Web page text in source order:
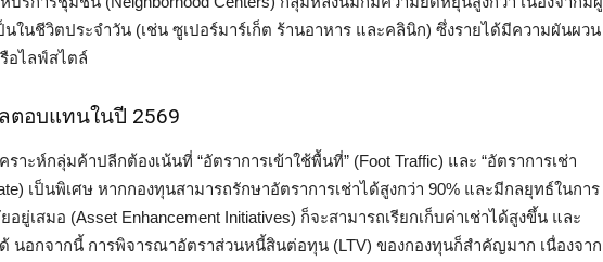
นในชีวิตประจำวัน (เช่น ซูเปอร์มาร์เก็ต ร้านอาหาร และคลินิก) ซึ่งรายได้มีความผันผวน
อไลฟ์สไตล์
ตอบแทนในปี 2569
ราะห์กลุ่มค้าปลีกต้องเน้นที่ “อัตราการเข้าใช้พื้นที่” (Foot Traffic) และ “อัตราการเช่า
เป็นพิเศษ หากกองทุนสามารถรักษาอัตราการเช่าได้สูงกว่า 90% และมีกลยุทธ์ในการ
ยู่เสมอ (Asset Enhancement Initiatives) ก็จะสามารถเรียกเก็บค่าเช่าได้สูงขึ้น และ
นอกจากนี้ การพิจารณาอัตราส่วนหนี้สินต่อทุน (LTV) ของกองทุนก็สำคัญมาก เนื่องจาก